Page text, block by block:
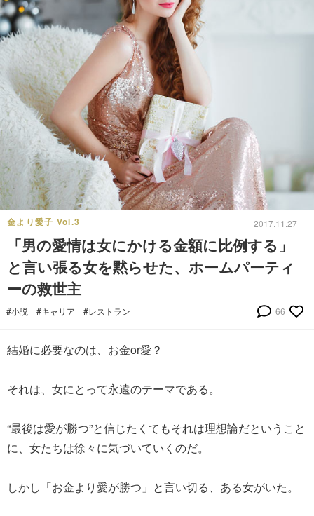
金より愛子 Vol.3 2017.11.27
「男の愛情は女にかける金額に比例する」
と言い張る女を黙らせた、ホームパーティ
ーの救世主
#小説 #キャリア #レストラン 66
結婚に必要なのは、お金or愛？
それは、女にとって永遠のテーマである。
“最後は愛が勝つ”と信じたくてもそれは理想論だということ
に、女たちは徐々に気づいていくのだ。
しかし「お金より愛が勝つ」と言い切る、ある女がいた。